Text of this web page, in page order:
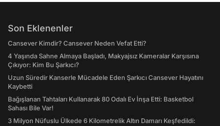
Son Eklenenler
Cansever Kimdir? Cansever Neden Vefat Etti?
4 Yaşında Sahne Almaya Başladı, Makyajsız Kameralar Karşısına
Çıkıyor: Kim Bu Şarkıcı?
Uzun Süredir Kanserle Mücadele Eden Şarkıcı Cansever Hayatını
Kaybetti
Bağışlanan Tahtaları Kullanarak 80 Odalı Ev İnşa Etti: Basketbol
Sahası Bile Var!
3 Milyon Nüfuslu Ülkede 6 Kilometrelik Altın Damarı Keşfedildi: